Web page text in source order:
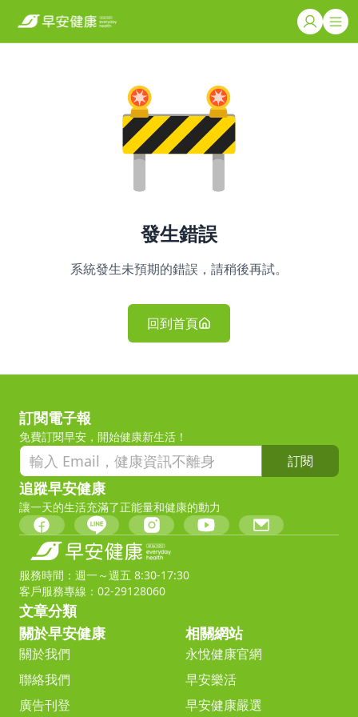
發生錯誤
系統發生未預期的錯誤，請稍後再試。
回到首頁
訂閱電子報
免費訂閱早安，開始健康新生活！
訂閱
追蹤早安健康
讓一天的生活充滿了正能量和健康的動力
服務時間：週一～週五 8:30-17:30
客戶服務專線：02-29128060
文章分類
關於早安健康
關於我們
聯絡我們
廣告刊登
相關網站
永悅健康官網
早安樂活
早安健康嚴選